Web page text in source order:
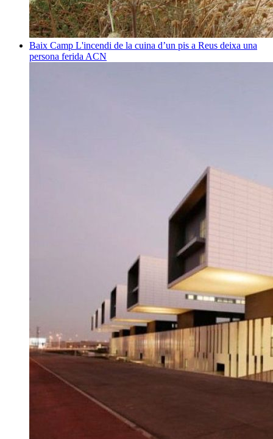
Baix Camp L'incendi de la cuina d’un pis a Reus deixa una
persona ferida ACN